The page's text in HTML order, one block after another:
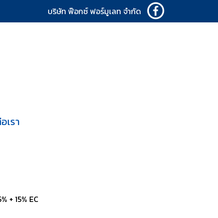
บริษัท ฟ๊อกซ์ ฟอร์มูเลท จำกัด
เรา
+ 15% EC